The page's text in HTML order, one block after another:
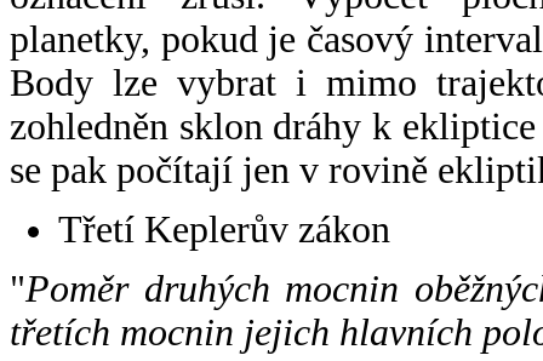
planetky, pokud je časový
Body lze vybrat i mimo
zohledněn sklon dráhy k
se pak počítají jen v rovině
Třetí Keplerův zákon
"Poměr druhých mocnin
třetích mocnin jejich hlavních